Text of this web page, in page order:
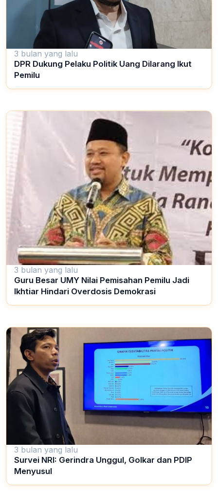
3 bulan yang lalu
DPR Dukung Pelaku Politik Uang Dilarang Ikut
Pemilu
3 bulan yang lalu
Guru Besar UMY Nilai Pemisahan Pemilu Jadi
Ikhtiar Hindari Overdosis Demokrasi
3 bulan yang lalu
Survei NRI: Gerindra Unggul, Golkar dan PDIP
Menyusul